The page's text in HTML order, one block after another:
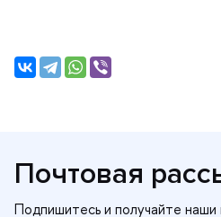
Почтовая